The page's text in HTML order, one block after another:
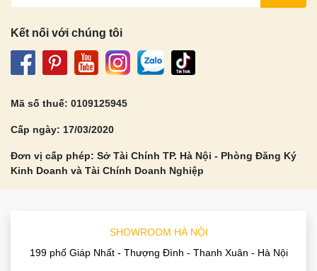
Kết nối với chúng tôi
Mã số thuế: 0109125945
Cấp ngày: 17/03/2020
Đơn vị cấp phép: Sở Tài Chính TP. Hà Nội - Phòng Đăng Ký
Kinh Doanh và Tài Chính Doanh Nghiệp
SHOWROOM HÀ NỘI
199 phố Giáp Nhất - Thượng Đình - Thanh Xuân - Hà Nội